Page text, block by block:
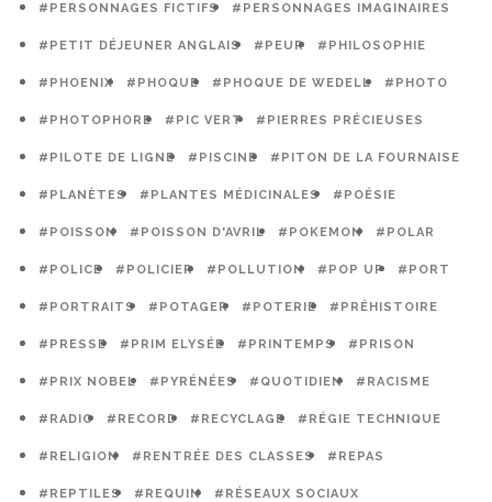
#PERSONNAGES FICTIFS #PERSONNAGES IMAGINAIRES
#PETIT DÉJEUNER ANGLAIS #PEUR #PHILOSOPHIE
#PHOENIX #PHOQUE #PHOQUE DE WEDELL #PHOTO
#PHOTOPHORE #PIC VERT #PIERRES PRÉCIEUSES
#PILOTE DE LIGNE #PISCINE #PITON DE LA FOURNAISE
#PLANÈTES #PLANTES MÉDICINALES #POÉSIE
#POISSON #POISSON D'AVRIL #POKEMON #POLAR
#POLICE #POLICIER #POLLUTION #POP UP #PORT
#PORTRAITS #POTAGER #POTERIE #PRÉHISTOIRE
#PRESSE #PRIM ELYSÉE #PRINTEMPS #PRISON
#PRIX NOBEL #PYRÉNÉES #QUOTIDIEN #RACISME
#RADIO #RECORD #RECYCLAGE #RÉGIE TECHNIQUE
#RELIGION #RENTRÉE DES CLASSES #REPAS
#REPTILES #REQUIN #RÉSEAUX SOCIAUX